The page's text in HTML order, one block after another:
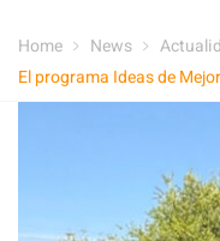
Home News
El programa Ideas de